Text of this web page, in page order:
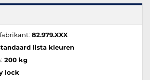
82.979.XXX
lista kleuren
200 kg
lock